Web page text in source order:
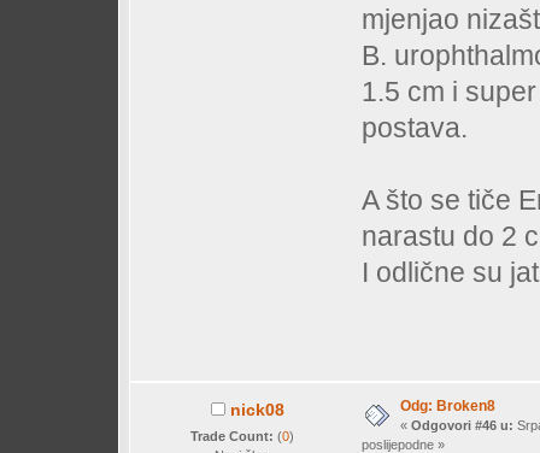
mjenjao
B.
1.5 cm i
postava.
A što se tiče
narastu do 2
I odlične su
nick08
Trade Count: (0)
Odg: Broken8
« Odgovori #46 u:
poslijepodne »